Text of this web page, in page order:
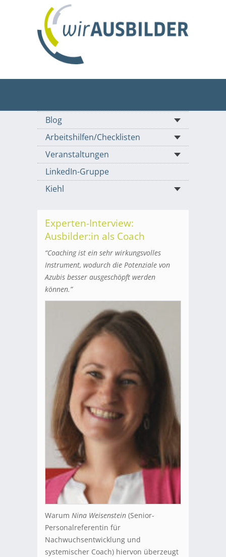
Blog
Arbeitshilfen/Checklisten
Veranstaltungen
LinkedIn-Gruppe
Kiehl
Experten-Interview:
Ausbilder:in als Coach
“Coaching ist ein sehr wirkungsvolles
Instrument, wodurch die Potenziale von
Azubis besser ausgeschöpft werden
können.”
Warum Nina Weisenstein (Senior-
Personalreferentin für
Nachwuchsentwicklung und
systemischer Coach) hiervon überzeugt